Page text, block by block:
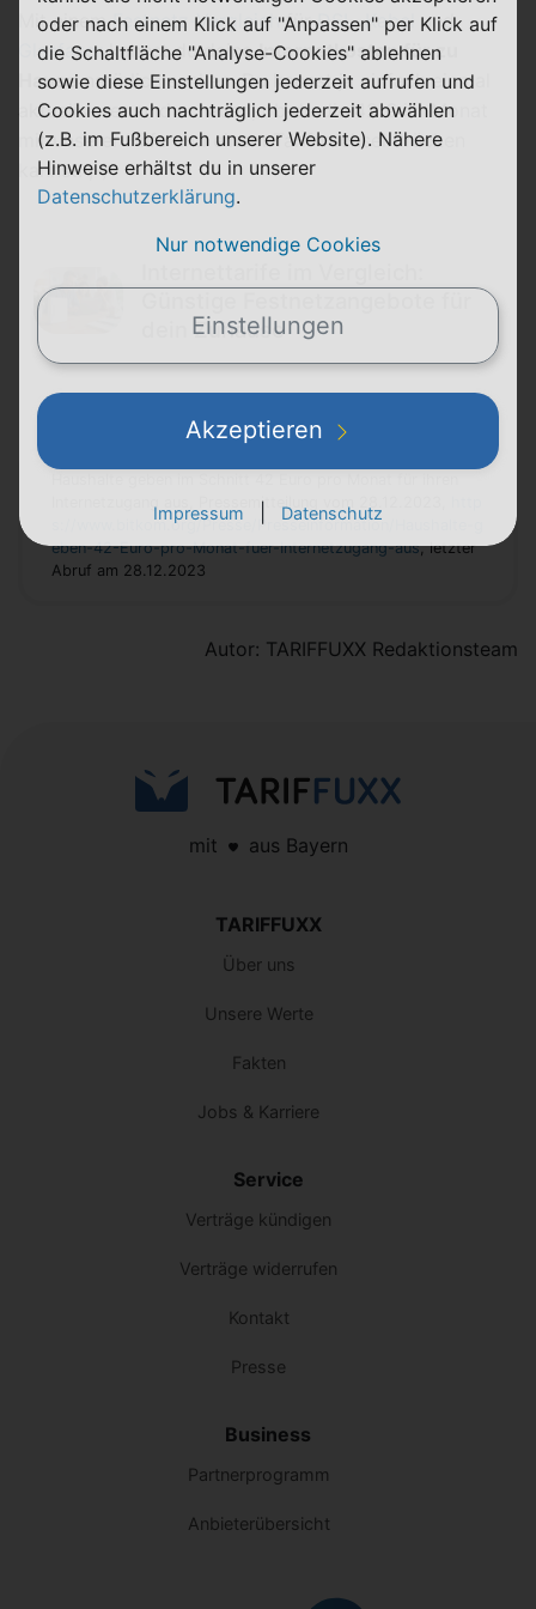
Mit einemFestnetz-VergleichfürDSL,Kabel und
Glasfaserkannst du deineInternetkosten für zu
Hausenatürlich senken. Du kannst ja einfach einmal
aktualisieren und schauen, ob du die 42 € im Monat
mit unserer Hilfe und einem Tarifwechsel drücken
kannst. ;-)
dein Zuhause
Internetzugang aus, Pressemitteilung vom 28.12.2023,
s://www.bitkom.org/Presse/Presseinformation/Haushalte-g
eben-42-Euro-pro-Monat-fuer-Internetzugang-aus, letzter
Abruf am 28.12.2023
Autor: TARIFFUXX Redaktionsteam
mit aus Bayern
TARIFFUXX
Über uns
Unsere Werte
Fakten
Jobs & Karriere
Service
Verträge kündigen
Verträge widerrufen
Kontakt
Presse
Business
Partnerprogramm
Anbieterübersicht
oder nach einem Klick auf "Anpassen" per Klick auf
die Schaltfläche "Analyse-Cookies" ablehnen
sowie diese Einstellungen jederzeit aufrufen und
Cookies auch nachträglich jederzeit abwählen
(z.B. im Fußbereich unserer Website). Nähere
Hinweise erhältst du in unserer
Datenschutzerklärung.
Nur notwendige Cookies
Einstellungen
Akzeptieren
Impressum Datenschutz